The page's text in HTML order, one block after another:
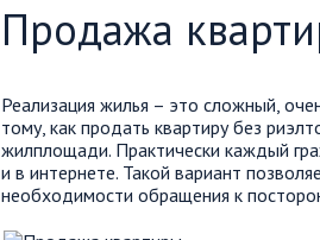
Продажа
Реализация жилья – это сложный,
тому, как продать квартиру без
жилплощади. Практически каждый
и в интернете. Такой вариант
необходимости обращения к